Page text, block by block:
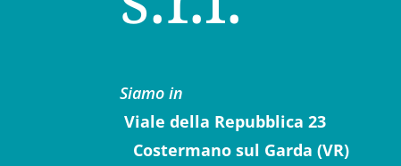
Siamo in
Viale della Repubblica 23
Costermano sul Garda (VR)